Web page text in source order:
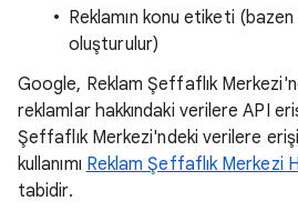
Reklamın konu etiketi
oluşturulur)
Google, Reklam Şeffaflık
reklamlar hakkındaki verilere API
Şeffaflık Merkezi'ndeki verilere
kullanımı Reklam Şeffaflık Merkezi
tabidir.